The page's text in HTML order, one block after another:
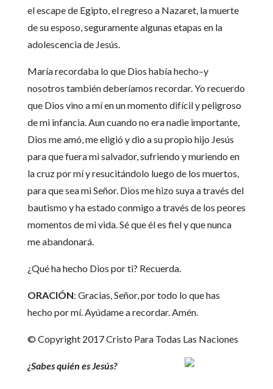
el escape de Egipto, el regreso a Nazaret, la muerte
de su esposo, seguramente algunas etapas en la
adolescencia de Jesús.
María recordaba lo que Dios había hecho–y
nosotros también deberíamos recordar. Yo recuerdo
que Dios vino a mí en un momento difícil y peligroso
de mi infancia. Aun cuando no era nadie importante,
Dios me amó, me eligió y dio a su propio hijo Jesús
para que fuera mi salvador, sufriendo y muriendo en
la cruz por mí y resucitándolo luego de los muertos,
para que sea mi Señor. Dios me hizo suya a través del
bautismo y ha estado conmigo a través de los peores
momentos de mi vida. Sé que él es fiel y que nunca
me abandonará.
¿Qué ha hecho Dios por ti? Recuerda.
ORACIÓN: Gracias, Señor, por todo lo que has
hecho por mí. Ayúdame a recordar. Amén.
© Copyright 2017 Cristo Para Todas Las Naciones
¿Sabes quién es Jesús?